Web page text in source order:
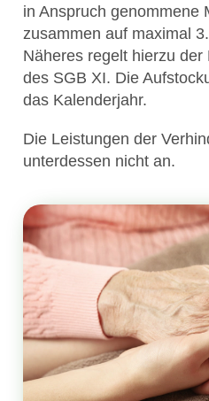
in Anspruch genommene
zusammen auf maximal
Näheres regelt hierzu der
des SGB XI. Die
das Kalenderjahr.
Die Leistungen der
unterdessen nicht an.